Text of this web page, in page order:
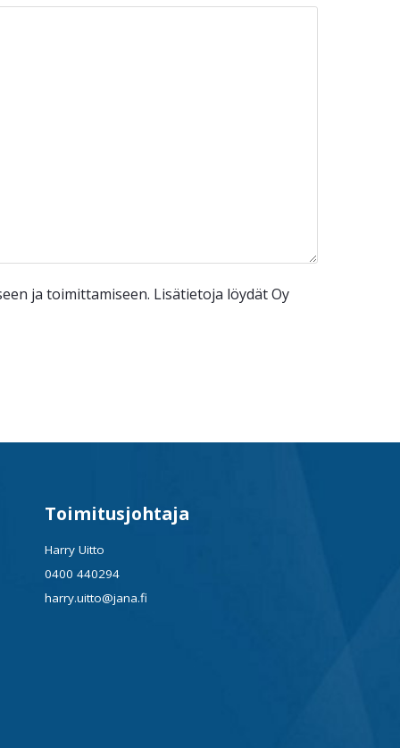
ja toimittamiseen. Lisätietoja löydät Oy
Toimitusjohtaja
Harry Uitto
0400 440294
harry.uitto@jana.fi